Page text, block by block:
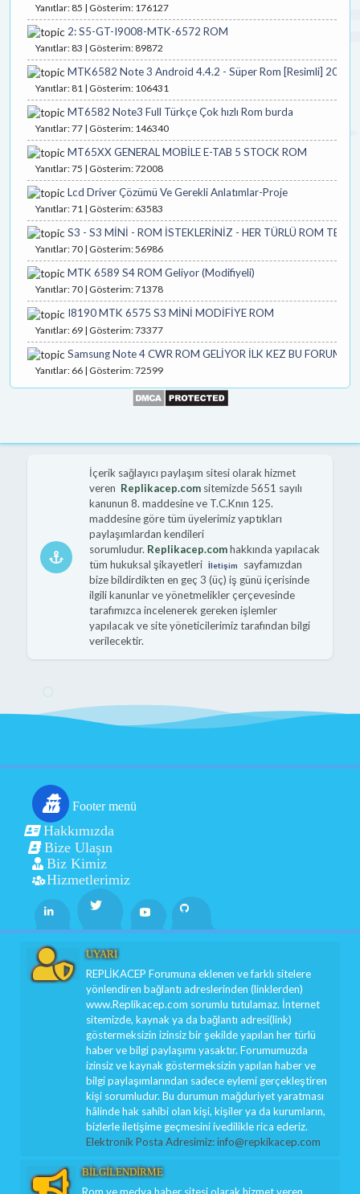
Yanıtlar: 85 | Gösterim: 176127
2: S5-GT-I9008-MTK-6572 ROM
Yanıtlar: 83 | Gösterim: 89872
MTK6582 Note 3 Android 4.4.2 - Süper Rom [Resimli] 2014
Yanıtlar: 81 | Gösterim: 106431
MT6582 Note3 Full Türkçe Çok hızlı Rom burda
Yanıtlar: 77 | Gösterim: 146340
MT65XX GENERAL MOBİLE E-TAB 5 STOCK ROM
Yanıtlar: 75 | Gösterim: 72008
Lcd Driver Çözümü Ve Gerekli Anlatımlar-Proje
Yanıtlar: 71 | Gösterim: 63583
S3 - S3 MİNİ - ROM İSTEKLERİNİZ - HER TÜRLÜ ROM
Yanıtlar: 70 | Gösterim: 56986
MTK 6589 S4 ROM Geliyor (Modifiyeli)
Yanıtlar: 70 | Gösterim: 71378
I8190 MTK 6575 S3 MİNİ MODİFİYE ROM
Yanıtlar: 69 | Gösterim: 73377
Samsung Note 4 CWR ROM GELİYOR İLK KEZ BU FORUMDA
Yanıtlar: 66 | Gösterim: 72599
İçerik sağlayıcı paylaşım sitesi olarak hizmet
veren Replikacep.comsitemizde 5651 sayılı
kanunun 8. maddesine ve T.C.Knın 125.
maddesine göre tüm üyelerimiz yaptıkları
paylaşımlardan kendileri
sorumludur. Replikacep.comhakkında yapılacak
tüm hukuksal şikayetleri İletişim
sayfamızdan
bize bildirdikten en geç 3 (üç) iş günü içerisinde
ilgili kanunlar ve yönetmelikler çerçevesinde
tarafımızca incelenerek gereken işlemler
yapılacak ve site yöneticilerimiz tarafından bilgi
verilecektir.
Footer menü
Hakkımızda
Bize Ulaşın
Biz Kimiz
Hizmetlerimiz
Linkedin Twitter Youtube Github
UYARI
REPLİKACEP Forumuna eklenen ve farklı sitelere
yönlendiren bağlantı adreslerinden (linklerden)
www.Replikacep.com sorumlu tutulamaz. İnternet
sitemizde, kaynak ya da bağlantı adresi(link)
göstermeksizin izinsiz bir şekilde yapılan her türlü
haber ve bilgi paylaşımı yasaktır. Forumumuzda
izinsiz ve kaynak göstermeksizin yapılan haber ve
bilgi paylaşımlarından sadece eylemi gerçekleştiren
kişi sorumludur. Bu durumun mağduriyet yaratması
hâlinde hak sahibi olan kişi, kişiler ya da kurumların,
bizlerle iletişime geçmesini ivedilikle rica ederiz.
Elektronik Posta Adresimiz: info@repkikacep.com
BİLGİLENDİRME